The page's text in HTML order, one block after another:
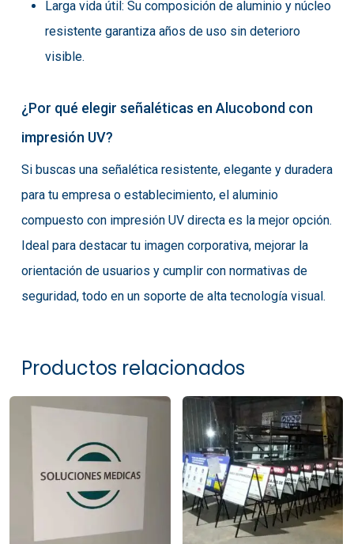
Larga vida útil: Su composición de aluminio y núcleo
resistente garantiza años de uso sin deterioro
visible.
¿Por qué elegir señaléticas en Alucobond con
impresión UV?
Si buscas una señalética resistente, elegante y duradera
para tu empresa o establecimiento, el aluminio
compuesto con impresión UV directa es la mejor opción.
Ideal para destacar tu imagen corporativa, mejorar la
orientación de usuarios y cumplir con normativas de
seguridad, todo en un soporte de alta tecnología visual.
Productos relacionados